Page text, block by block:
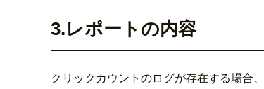
3.レポートの内容
クリックカウントのログが存在する場合